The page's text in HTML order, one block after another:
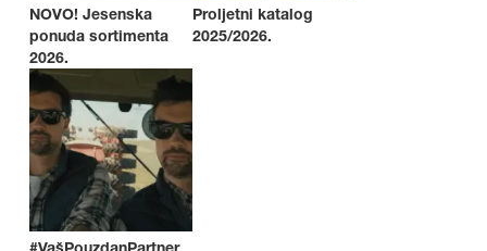
NOVO! Jesenska
ponuda sortimenta
2026.
Proljetni katalog
2025/2026.
#VašPouzdanPartner